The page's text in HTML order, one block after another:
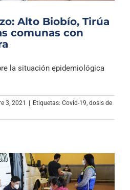
Alto Biobío, Tirúa
comunas con
la situación epidemiológica
3, 2021 Etiquetas: Covid-19, dosis de